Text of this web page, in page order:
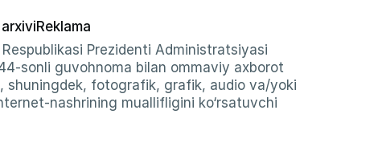
Reklama
Prezidenti Administratsiyasi
sonli guvohnoma bilan ommaviy axborot
shuningdek, fotografik, grafik, audio va/yoki
nashrining muallifligini ko‘rsatuvchi